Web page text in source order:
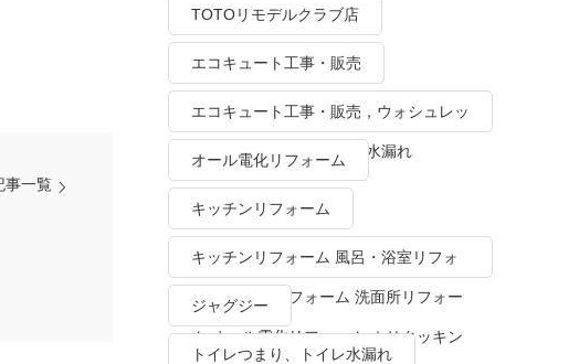
事一覧
TOTOリモデルクラブ店
エコキュート工事・販売
エコキュート工事・販売，ウォシュレッ
ト トイレつまり、トイレ水漏れ
オール電化リフォーム
キッチンリフォーム
キッチンリフォーム 風呂・浴室リフォ
ーム トイレリフォーム 洗面所リフォー
ム オール電化リフォーム ＩＨクッキン
ジャグジー
トイレつまり、トイレ水漏れ